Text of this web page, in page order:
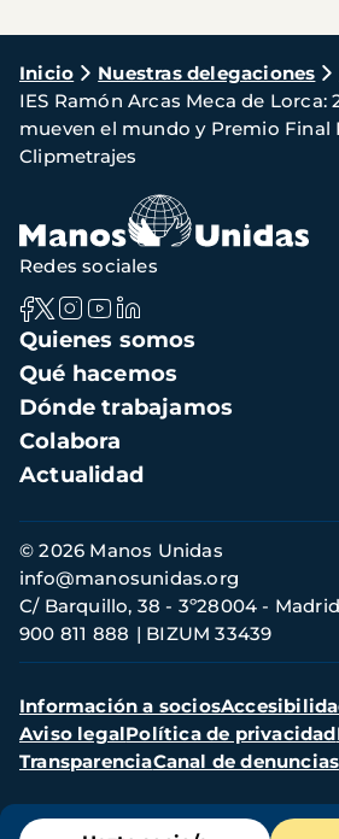
Ruta
de
navegación
Inicio Nuestras delegaciones
IES Ramón Arcas Meca de Lorca:
mueven el mundo y Premio Final
Clipmetrajes
Menú
Navegación
principal
Quienes somos
Qué hacemos
Dónde trabajamos
Colabora
Actualidad
Redes sociales
Información
de
contacto
© 2026 Manos Unidas
C/ Barquillo, 38 - 3º28004 -
900 811 888
BIZUM 33439
info@manosunidas.org
Menú
secundario
Información a socios
Aviso legalPolítica de privacidad
TransparenciaCanal de denuncias